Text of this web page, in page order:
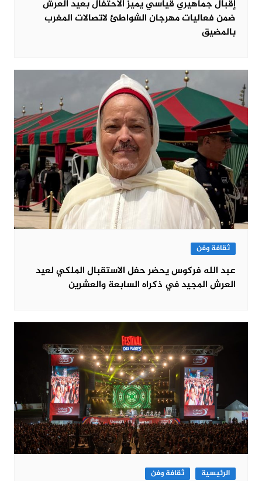
إقبال جماهيري قياسي يميز الاحتفال بعيد العرش
ضمن فعاليات مهرجان الشواطئ لاتصالات المغرب
بالمضيق
ثقافة وفن
عبد الله فركوس يحضر حفل الاستقبال الملكي لعيد
العرش المجيد في ذكراه السابعة والعشرين
الرئيسية ثقافة وفن